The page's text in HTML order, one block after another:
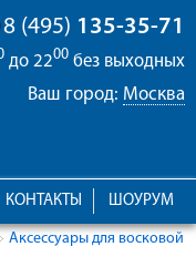
8 (495) 135-35-71
до 2200 без выходных
Ваш город: Москва
ШОУРУМ
КОНТАКТЫ
Аксессуары для восковой